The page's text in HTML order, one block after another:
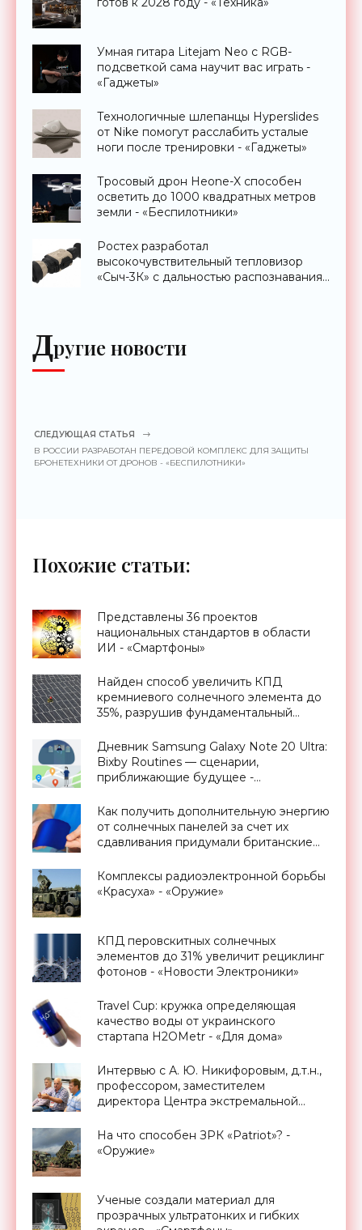
Умная гитара Litejam Neo с RGB-
подсветкой сама научит вас играть -
«Гаджеты»
Технологичные шлепанцы Hyperslides
от Nike помогут расслабить усталые
ноги после тренировки - «Гаджеты»
Тросовый дрон Heone-X способен
осветить до 1000 квадратных метров
земли - «Беспилотники»
Ростех разработал
высокочувствительный тепловизор
«Сыч-3К» с дальностью распознавания
Другие новости
СЛЕДУЮЩАЯ СТАТЬЯ
В РОССИИ РАЗРАБОТАН ПЕРЕДОВОЙ КОМПЛЕКС ДЛЯ ЗАЩИТЫ
БРОНЕТЕХНИКИ ОТ ДРОНОВ - «БЕСПИЛОТНИКИ»
Похожие статьи:
Представлены 36 проектов
национальных стандартов в области
ИИ - «Смартфоны»
Найден способ увеличить КПД
кремниевого солнечного элемента до
35%, разрушив фундаментальный
Электроники»
Дневник Samsung Galaxy Note 20 Ultra:
Bixby Routines — сценарии,
приближающие будущее -
Как получить дополнительную энергию
от солнечных панелей за счет их
сдавливания придумали британские
Комплексы радиоэлектронной борьбы
«Красуха» - «Оружие»
КПД перовскитных солнечных
элементов до 31% увеличит рециклинг
фотонов - «Новости Электроники»
Travel Cup: кружка определяющая
качество воды от украинского
стартапа H2OMetr - «Для дома»
Интервью с А. Ю. Никифоровым, д.т.н.,
профессором, заместителем
директора Центра экстремальной
МИФИ - «Смартфоны»
На что способен ЗРК «Patriot»? -
«Оружие»
Ученые создали материал для
прозрачных ультратонких и гибких